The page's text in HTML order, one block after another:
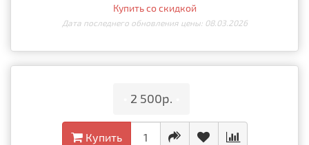
Купить со скидкой
Дата последнего обновления цены: 08.03.2026
2 500р.
Купить